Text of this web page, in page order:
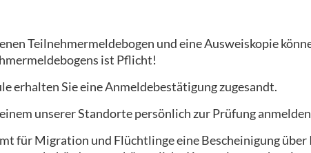
Teilnehmermeldebogen und eine Ausweiskopie
ist Pflicht!
erhalten Sie eine Anmeldebestätigung zugesandt.
unserer Standorte persönlich zur Prüfung
für Migration und Flüchtlinge eine Bescheinigung